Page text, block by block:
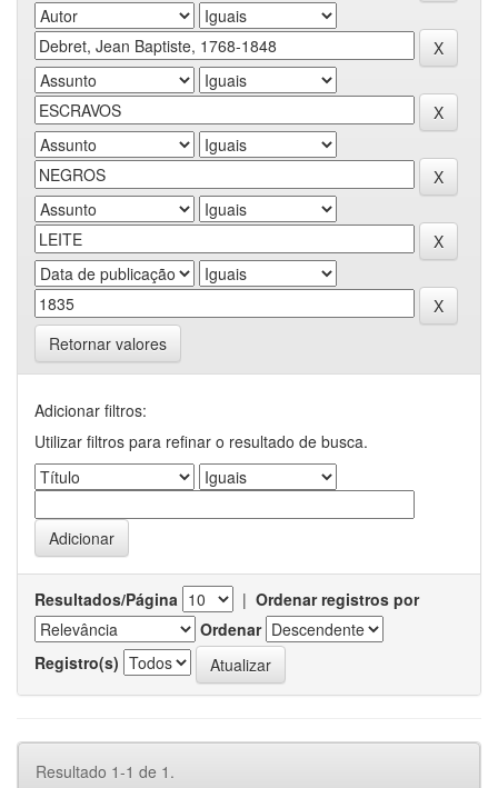
Retornar valores
Adicionar filtros:
Utilizar filtros para refinar o resultado de busca.
Resultados/Página | Ordenar registros por
Ordenar
Registro(s)
Resultado 1-1 de 1.